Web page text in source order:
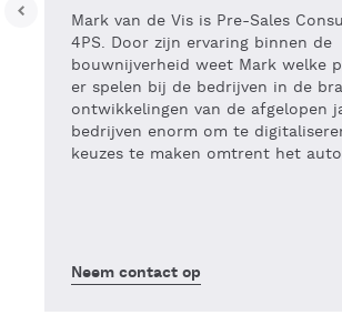
Mark van de Vis is Pre-Sales
4PS. Door zijn ervaring binnen de
bouwnijverheid weet Mark welke
er spelen bij de bedrijven in de
ontwikkelingen van de afgelopen
bedrijven enorm om te
keuzes te maken omtrent het
Neem contact op